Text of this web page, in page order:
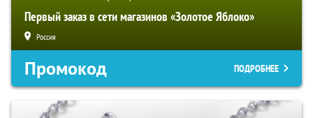
Первый заказ в сети магазинов «Золотое Яблоко»
Россия
Промокод ПОДРОБНЕЕ